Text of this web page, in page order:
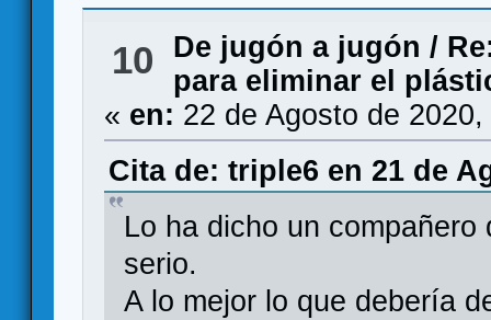
10 De jugón a jugón /
para eliminar el
« en: 22 de Agosto de
Cita de: triple6 en 21 de
Lo ha dicho un
serio.
A lo mejor lo que debería